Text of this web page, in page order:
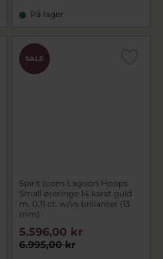
På lager
SALE
Spirit Icons Lagoon Hoops
Small øreringe 14 karat guld
m. 0,11 ct. w/vs brillanter (13
mm)
6.995,00 kr
5.596,00 kr